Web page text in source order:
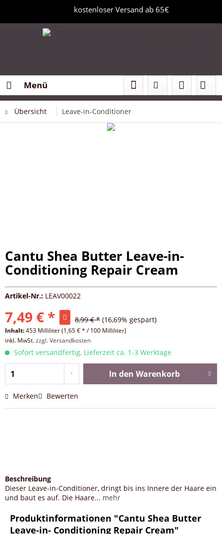
kostenloser Versand ab 65€
Menü
Übersicht Leave-in-Conditioner
Cantu Shea Butter Leave-in-
Conditioning Repair Cream
Artikel-Nr.: LEAV00022
7,49 € * 8,99 € * (16,69% gespart)
Inhalt:453 Milliliter (1,65 € * / 100 Milliliter)
inkl. MwSt.zzgl. Versandkosten
Sofort versandfertig, Lieferzeit ca. 1-3 Werktage
In den Warenkorb
Merken Bewerten
Beschreibung
Dieser Leave-in-Conditioner, dringt bis ins Innere der Haare ein
und baut es auf. Die Haare... mehr
Produktinformationen "Cantu Shea Butter
Leave-in- Conditioning Repair Cream"